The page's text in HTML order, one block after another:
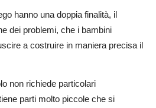
hanno una doppia finalità, il
dei problemi, che i bambini
a costruire in maniera precisa il
non richiede particolari
parti molto piccole che si